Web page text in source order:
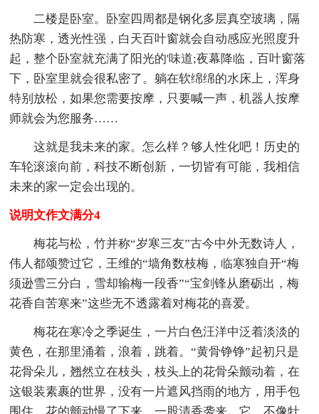
二楼是卧室。卧室四周都是钢化多层真空玻璃，隔
热防寒，透光性强，白天百叶窗就会自动感应光照度升
起，整个卧室就充满了阳光的'味道;夜幕降临，百叶窗落
下，卧室里就会很私密了。躺在软绵绵的水床上，浑身
特别放松，如果您需要按摩，只要喊一声，机器人按摩
师就会为您服务……
这就是我未来的家。怎么样？够人性化吧！历史的
车轮滚滚向前，科技不断创新，一切皆有可能，我相信
未来的家一定会出现的。
说明文作文满分4
梅花与松，竹并称“岁寒三友”古今中外无数诗人，
伟人都颂赞过它，王维的“墙角数枝梅，临寒独自开“梅
须逊雪三分白，雪却输梅一段香”“宝剑锋从磨砺出，梅
花香自苦寒来”这些无不透露着对梅花的喜爱。
梅花在寒冷之季诞生，一片白色汪洋中泛着淡淡的
黄色，在那里涌着，浪着，跳着。“黄骨铮铮”起初只是
花骨朵儿，翘然立在枝头，枝头上的花骨朵颤动着，在
这银装素裹的世界，没有一片遮风挡雨的地方，用手包